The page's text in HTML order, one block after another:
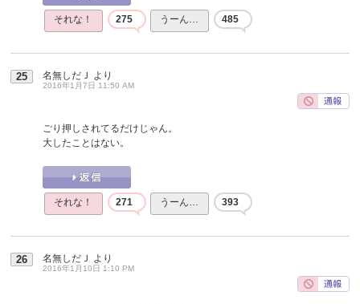
それな！ 275 うーん… 485
25 名無しだＪ より
2016年1月7日 11:50 AM
ごり押しされてるだけじゃん。
大したことはない。
それな！ 271 うーん… 393
26 名無しだＪ より
2016年1月10日 1:10 PM